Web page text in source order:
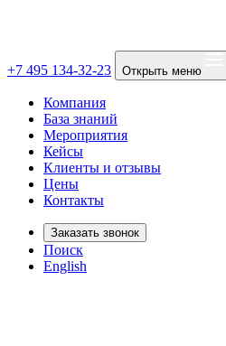
+7 495 134-32-23 Открыть меню
Компания
База знаний
Мероприятия
Кейсы
Клиенты и отзывы
Цены
Контакты
Заказать звонок
Поиск
English